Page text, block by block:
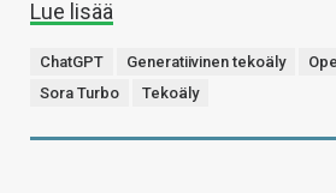
Lue lisää
ChatGPT Generatiivinen tekoäly
Sora Turbo
Tekoäly